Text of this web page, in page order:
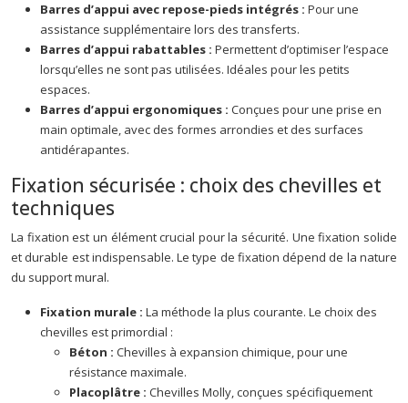
Barres d’appui avec repose-pieds intégrés : Pour une
assistance supplémentaire lors des transferts.
Barres d’appui rabattables : Permettent d’optimiser l’espace
lorsqu’elles ne sont pas utilisées. Idéales pour les petits
espaces.
Barres d’appui ergonomiques : Conçues pour une prise en
main optimale, avec des formes arrondies et des surfaces
antidérapantes.
Fixation sécurisée : choix des chevilles et
techniques
La fixation est un élément crucial pour la sécurité. Une fixation solide
et durable est indispensable. Le type de fixation dépend de la nature
du support mural.
Fixation murale : La méthode la plus courante. Le choix des
chevilles est primordial :
Béton : Chevilles à expansion chimique, pour une
résistance maximale.
Placoplâtre : Chevilles Molly, conçues spécifiquement